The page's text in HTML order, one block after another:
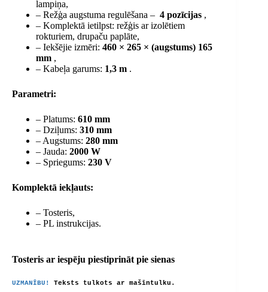
lampiņa,
– Režģa augstuma regulēšana – 4 pozīcijas ,
– Komplektā ietilpst: režģis ar izolētiem
rokturiem, drupaču paplāte,
– Iekšējie izmēri: 460 × 265 × (augstums) 165
mm ,
– Kabeļa garums: 1,3 m .
Parametri:
– Platums: 610 mm
– Dziļums: 310 mm
– Augstums: 280 mm
– Jauda: 2000 W
– Spriegums: 230 V
Komplektā iekļauts:
– Tosteris,
– PL instrukcijas.
Tosteris ar iespēju piestiprināt pie sienas
UZMANĪBU! Teksts tulkots ar mašīntulku.